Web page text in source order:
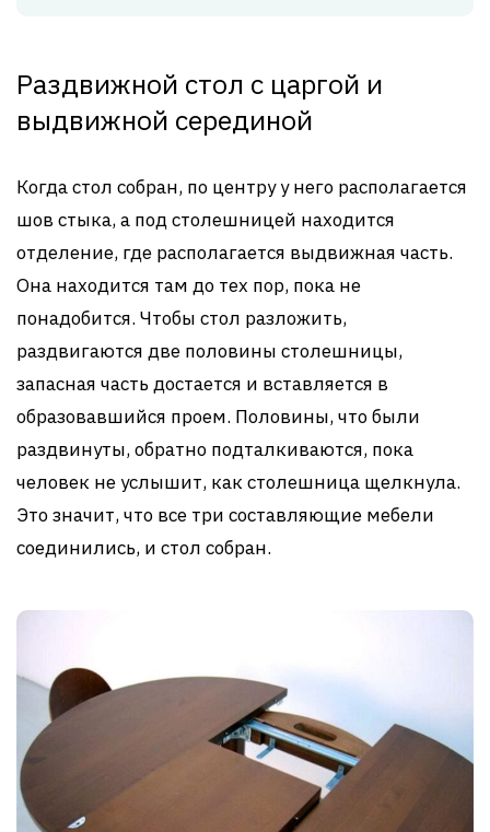
Раздвижной стол с царгой и
выдвижной серединой
Когда стол собран, по центру у него располагается
шов стыка, а под столешницей находится
отделение, где располагается выдвижная часть.
Она находится там до тех пор, пока не
понадобится. Чтобы стол разложить,
раздвигаются две половины столешницы,
запасная часть достается и вставляется в
образовавшийся проем. Половины, что были
раздвинуты, обратно подталкиваются, пока
человек не услышит, как столешница щелкнула.
Это значит, что все три составляющие мебели
соединились, и стол собран.